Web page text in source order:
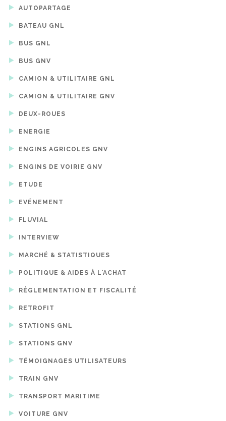
AUTOPARTAGE
BATEAU GNL
BUS GNL
BUS GNV
CAMION & UTILITAIRE GNL
CAMION & UTILITAIRE GNV
DEUX-ROUES
ENERGIE
ENGINS AGRICOLES GNV
ENGINS DE VOIRIE GNV
ETUDE
EVÉNEMENT
FLUVIAL
INTERVIEW
MARCHÉ & STATISTIQUES
POLITIQUE & AIDES À L'ACHAT
RÉGLEMENTATION ET FISCALITÉ
RETROFIT
STATIONS GNL
STATIONS GNV
TÉMOIGNAGES UTILISATEURS
TRAIN GNV
TRANSPORT MARITIME
VOITURE GNV